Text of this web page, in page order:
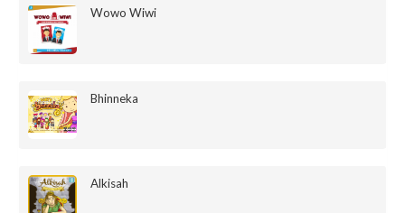
Wowo Wiwi
Bhinneka
Alkisah